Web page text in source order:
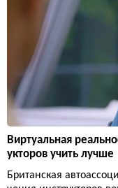
Виртуальная
укторов учить лучше
Британская